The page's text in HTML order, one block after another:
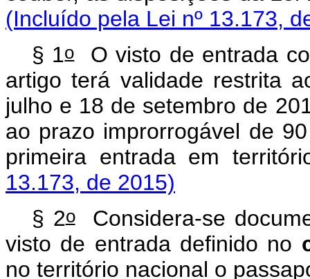
(Incluído pela Lei nº 13.173,
§ 1oO visto de entrada
artigo terá validade restrita
julho e 18 de setembro de
ao prazo improrrogável de
primeira entrada em
13.173, de 2015)
§ 2oConsidera-se
visto de entrada definido no
no território nacional o